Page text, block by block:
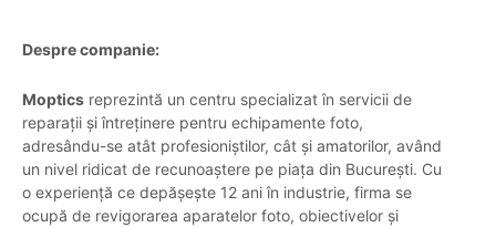
Despre companie:
Moptics reprezintă un centru specializat în servicii de
reparații și întreținere pentru echipamente foto,
adresându-se atât profesioniștilor, cât și amatorilor, având
un nivel ridicat de recunoaștere pe piața din București. Cu
o experiență ce depășește 12 ani în industrie, firma se
ocupă de revigorarea aparatelor foto, obiectivelor și